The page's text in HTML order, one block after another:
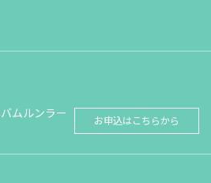
ムルンラー
お申込はこちらから